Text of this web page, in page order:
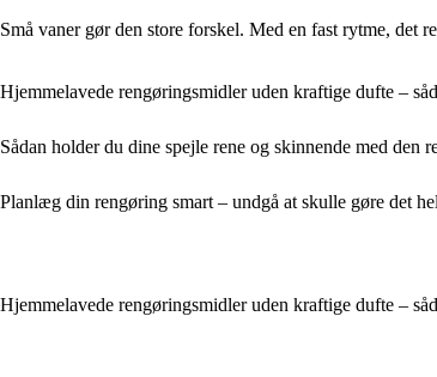
Små vaner gør den store forskel. Med en fast rytme,
Hjemmelavede rengøringsmidler uden kraftige dufte –
Sådan holder du dine spejle rene og skinnende med den
Planlæg din rengøring smart – undgå at skulle gøre det
Hjemmelavede rengøringsmidler uden kraftige dufte –